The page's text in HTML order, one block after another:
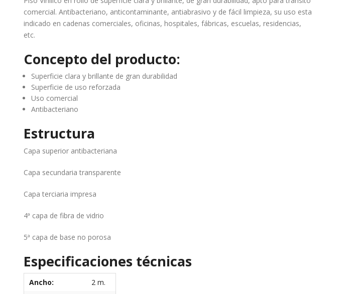
REVESTIMIENTOS PARA PARED
comercial. Antibacteriano, anticontaminante, antiabrasivo y de fácil limpieza, su uso esta
indicado en cadenas comerciales, oficinas, hospitales, fábricas, escuelas, residencias,
etc.
Concepto del producto:
Superficie clara y brillante de gran durabilidad
Superficie de uso reforzada
Uso comercial
Antibacteriano
Estructura
Capa superior antibacteriana
Capa secundaria transparente
Capa terciaria impresa
4ª capa de fibra de vidrio
5ª capa de base no porosa
Especificaciones técnicas
Ancho:
2 m.